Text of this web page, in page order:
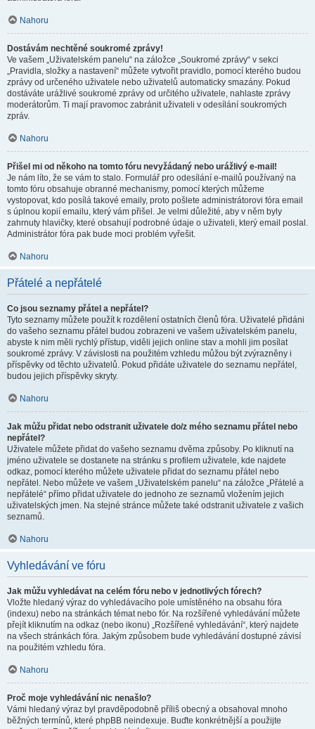
Nahoru
Dostávám nechtěné soukromé zprávy!
Ve vašem „Uživatelském panelu“ na záložce „Soukromé zprávy“ v sekci
„Pravidla, složky a nastavení“ můžete vytvořit pravidlo, pomocí kterého budou
zprávy od určeného uživatele nebo uživatelů automaticky smazány. Pokud
dostáváte urážlivé soukromé zprávy od určitého uživatele, nahlaste zprávy
moderátorům. Ti mají pravomoc zabránit uživateli v odesílání soukromých
zpráv.
Nahoru
Přišel mi od někoho na tomto fóru nevyžádaný nebo urážlivý e-mail!
Je nám líto, že se vám to stalo. Formulář pro odesílání e-mailů používaný na
tomto fóru obsahuje obranné mechanismy, pomocí kterých můžeme
vystopovat, kdo posílá takové emaily, proto pošlete administrátorovi fóra email
s úplnou kopií emailu, který vám přišel. Je velmi důležité, aby v něm byly
zahrnuty hlavičky, které obsahují podrobné údaje o uživateli, který email poslal.
Administrátor fóra pak bude moci problém vyřešit.
Nahoru
Přátelé a nepřátelé
Co jsou seznamy přátel a nepřátel?
Tyto seznamy můžete použít k rozdělení ostatních členů fóra. Uživatelé přidáni
do vašeho seznamu přátel budou zobrazeni ve vašem uživatelském panelu,
abyste k nim měli rychlý přístup, viděli jejich online stav a mohli jim posílat
soukromé zprávy. V závislosti na použitém vzhledu můžou být zvýrazněny i
příspěvky od těchto uživatelů. Pokud přidáte uživatele do seznamu nepřátel,
budou jejich příspěvky skryty.
Nahoru
Jak můžu přidat nebo odstranit uživatele do/z mého seznamu přátel nebo
nepřátel?
Uživatele můžete přidat do vašeho seznamu dvěma způsoby. Po kliknutí na
jméno uživatele se dostanete na stránku s profilem uživatele, kde najdete
odkaz, pomocí kterého můžete uživatele přidat do seznamu přátel nebo
nepřátel. Nebo můžete ve vašem „Uživatelském panelu“ na záložce „Přátelé a
nepřátelé“ přímo přidat uživatele do jednoho ze seznamů vložením jejich
uživatelských jmen. Na stejné stránce můžete také odstranit uživatele z vašich
seznamů.
Nahoru
Vyhledávání ve fóru
Jak můžu vyhledávat na celém fóru nebo v jednotlivých fórech?
Vložte hledaný výraz do vyhledávacího pole umístěného na obsahu fóra
(indexu) nebo na stránkách témat nebo fór. Na rozšířené vyhledávání můžete
přejít kliknutím na odkaz (nebo ikonu) „Rozšířené vyhledávání“, který najdete
na všech stránkách fóra. Jakým způsobem bude vyhledávání dostupné závisí
na použitém vzhledu fóra.
Nahoru
Proč moje vyhledávání nic nenašlo?
Vámi hledaný výraz byl pravděpodobně příliš obecný a obsahoval mnoho
běžných termínů, které phpBB neindexuje. Buďte konkrétnější a použijte